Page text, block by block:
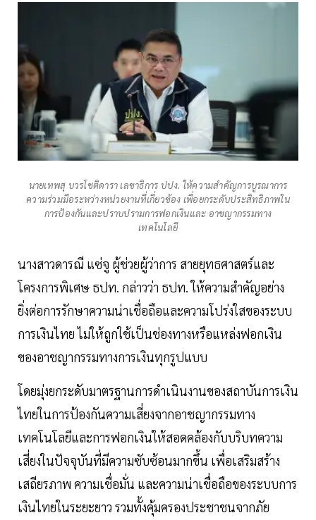
นายเทพสุ บวรโชติดารา เลขาธิการ ปปง. ให้ความสำคัญการบูรณาการ
ความร่วมมือระหว่างหน่วยงานที่เกี่ยวข้อง เพื่อยกระดับประสิทธิภาพใน
การป้องกันและปราบปรามการฟอกเงินและ อาชญากรรมทาง
เทคโนโลยี
นางสาวดารณี แซ่จู ผู้ช่วยผู้ว่าการ สายยุทธศาสตร์และ
โครงการพิเศษ ธปท. กล่าวว่า ธปท. ให้ความสำคัญอย่าง
ยิ่งต่อการรักษาความน่าเชื่อถือและความโปร่งใสของระบบ
การเงินไทย ไม่ให้ถูกใช้เป็นช่องทางหรือแหล่งฟอกเงิน
ของอาชญากรรมทางการเงินทุกรูปแบบ
โดยมุ่งยกระดับมาตรฐานการดำเนินงานของสถาบันการเงิน
ไทยในการป้องกันความเสี่ยงจากอาชญากรรมทาง
เทคโนโลยีและการฟอกเงินให้สอดคล้องกับบริบทความ
เสี่ยงในปัจจุบันที่มีความซับซ้อนมากขึ้น เพื่อเสริมสร้าง
เสถียรภาพ ความเชื่อมั่น และความน่าเชื่อถือของระบบการ
เงินไทยในระยะยาว รวมทั้งคุ้มครองประชาชนจากภัย